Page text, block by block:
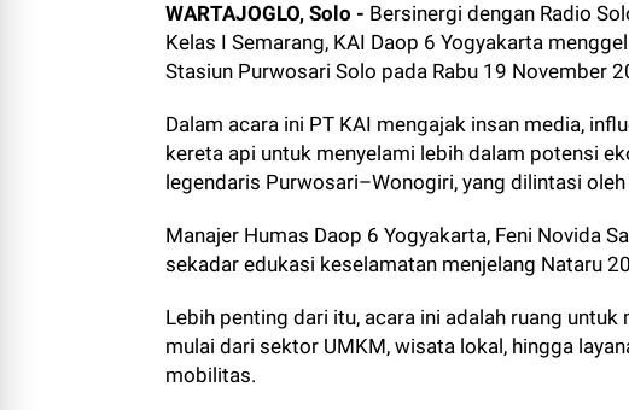
WARTAJOGLO, Solo - Bersinergi dengan Radio
Kelas I Semarang, KAI Daop 6 Yogyakarta
Stasiun Purwosari Solo pada Rabu 19 November
Dalam acara ini PT KAI mengajak insan media,
kereta api untuk menyelami lebih dalam potensi
legendaris Purwosari–Wonogiri, yang dilintasi oleh
Manajer Humas Daop 6 Yogyakarta, Feni Novida
sekadar edukasi keselamatan menjelang Nataru
Lebih penting dari itu, acara ini adalah ruang
mulai dari sektor UMKM, wisata lokal, hingga
mobilitas.